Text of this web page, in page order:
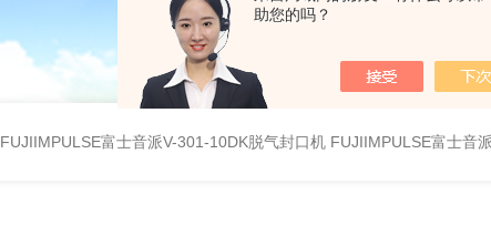
助您的吗？
FUJIIMPULSE富士音派V-301-10DK脱气封口机 FUJIIMPULSE富士音派 封